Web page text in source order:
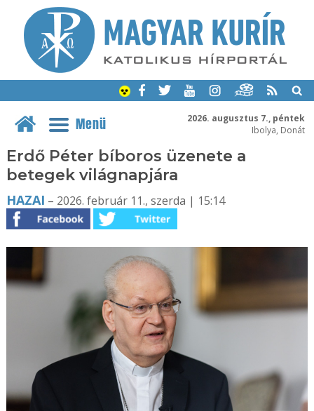
2026. augusztus 7., péntek
Ibolya, Donát
Menü
Erdő Péter bíboros üzenete a
betegek világnapjára
HAZAI – 2026. február 11., szerda | 15:14